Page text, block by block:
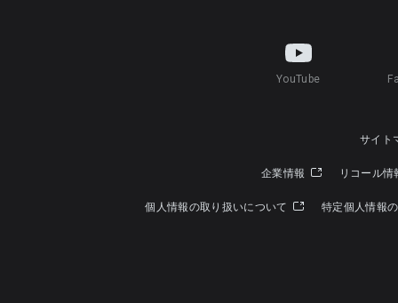
YouTube
サイト
企業情報 リコール
個人情報の取り扱いについて 特定個人情報